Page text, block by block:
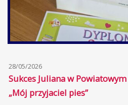
28/05/2026
Sukces Juliana w
„Mój przyjaciel pies”